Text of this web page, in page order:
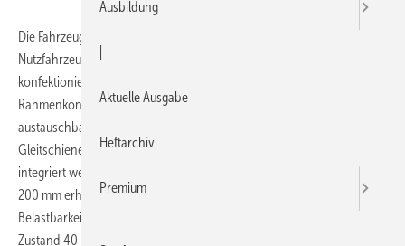
Die Fahrzeugeinrichtung Basic-Line, des in Merenberg ansässigen
Nutzfahrzeug-Einrichters Plastipol-Scheu, basiert auf 20 fertig
konfektionierten Elementen für alle Fahrzeugtypen. Die
Rahmenkonstruktion aus Stahlblech bietet eine flexible und schnell
austauschbare Regalbestückung. Zusätzlich können Schubkästen auf
Gleitschienenführung mit einem maximalen 80%-igen Auszug
integriert werden. Die Schubkästen sind in den Bauhöhen 50, 100 und
200 mm erhältlich und haben eine Tiefe von 390 mm. Die
Belastbarkeit der einzelnen Schubladen beträgt im ausgezogenen
Zustand 40 kg. Die Verriegelung erfolgt mit einer ergonomischen,
Ausbildung
Aktuelle Ausgabe
Heftarchiv
Premium